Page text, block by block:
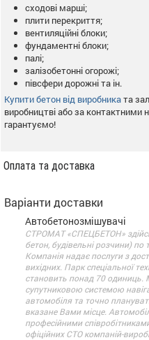
сходові марші;
плити перекриття;
вентиляційні блоки;
фундаментні блоки;
палі;
залізобетонні огорожі;
півсфери дорожні та ін.
Купити бетон від виробниката
виробництві або за контактними
гарантуємо!
Оплата та доставка
Варіанти доставки
Автобетонозмішувачі
СТРОМАТ «СПЕЦБЕТОН»
бетон, будівельні розчини) по
Компанія надає послуги з
вихідних. Парк спеціальної
становить понад 70 одиниць.
супутниковою системою
автомобіля та точно
вказане Вами місце.
професійними
офіційних СТО компаній-